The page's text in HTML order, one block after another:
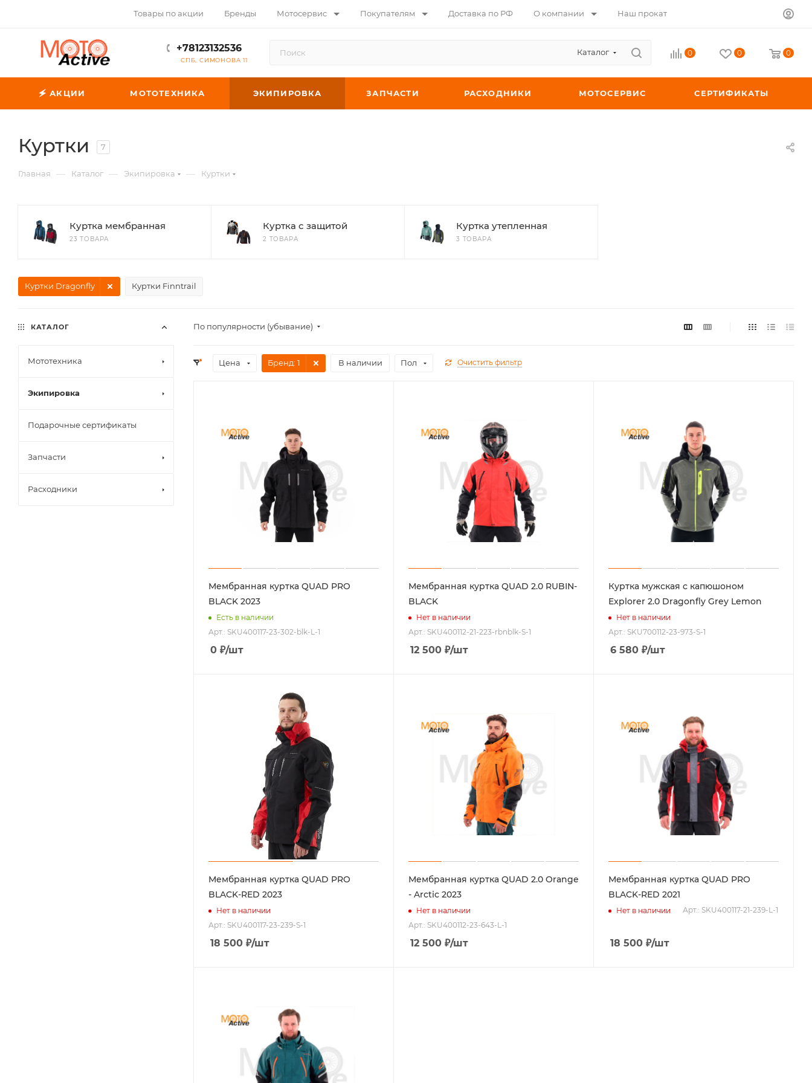
Товары по акции Бренды Мотосервис Покупателям Доставка по РФ О компании Наш прокат
+78123132536
СПБ, СИМОНОВА 11
Каталог 0 0 0
🗲 АКЦИИ МОТОТЕХНИКА ЭКИПИРОВКА ЗАПЧАСТИ РАСХОДНИКИ МОТОСЕРВИС СЕРТИФИКАТЫ
Куртки 7
Главная — Каталог — Экипировка — Куртки
Куртка мембранная
23 ТОВАРА
Куртка с защитой
2 ТОВАРА
Куртка утепленная
3 ТОВАРА
Куртки Dragonfly Куртки Finntrail
По популярности (убывание)
Цена Бренд: 1 В наличии Пол Очистить фильтр
Мембранная куртка QUAD PRO
BLACK 2023
Есть в наличии
Арт.: SKU400117-23-302-blk-L-1
0 ₽/шт
Мембранная куртка QUAD 2.0 RUBIN-
BLACK
Нет в наличии
Арт.: SKU400112-21-223-rbnblk-S-1
12 500 ₽/шт
Куртка мужская с капюшоном
Explorer 2.0 Dragonfly Grey Lemon
Нет в наличии
Арт.: SKU700112-23-973-S-1
6 580 ₽/шт
Мембранная куртка QUAD PRO
BLACK-RED 2023
Нет в наличии
Арт.: SKU400117-23-239-S-1
18 500 ₽/шт
Мембранная куртка QUAD 2.0 Orange
- Arctic 2023
Нет в наличии
Арт.: SKU400112-23-643-L-1
12 500 ₽/шт
Мембранная куртка QUAD PRO
BLACK-RED 2021
Нет в наличии Арт.: SKU400117-21-239-L-1
18 500 ₽/шт
КАТАЛОГ
Мототехника
Экипировка
Подарочные сертификаты
Запчасти
Расходники